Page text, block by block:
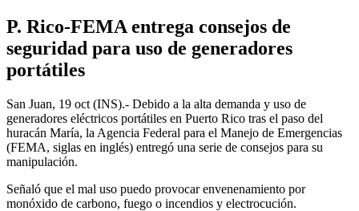
P. Rico-FEMA entrega consejos de
seguridad para uso de generadores
portátiles
San Juan, 19 oct (INS).- Debido a la alta demanda y uso de
generadores eléctricos portátiles en Puerto Rico tras el paso del
huracán María, la Agencia Federal para el Manejo de Emergencias
(FEMA, siglas en inglés) entregó una serie de consejos para su
manipulación.
Señaló que el mal uso puedo provocar envenenamiento por
monóxido de carbono, fuego o incendios y electrocución.